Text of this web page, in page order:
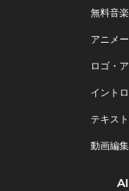
無料音
アニメ
ロゴ・
イント
テキス
動画編